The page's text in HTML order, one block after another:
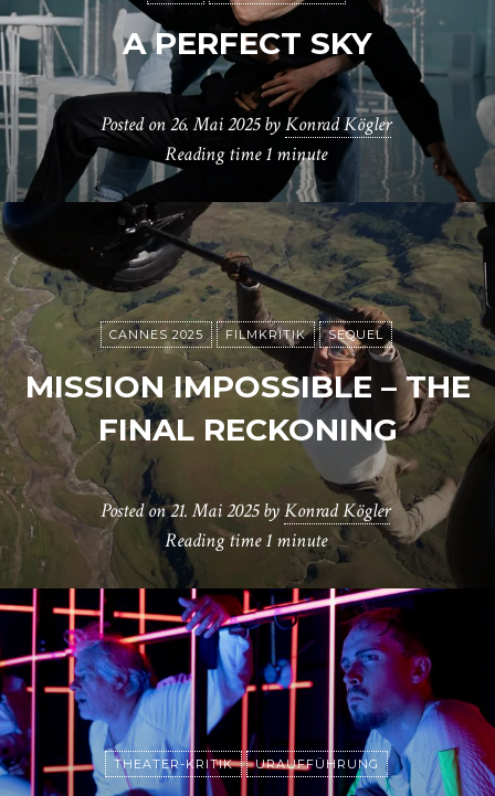
A PERFECT SKY
Posted on26. Mai 2025 byKonrad Kögler
Reading time1 minute
CANNES 2025 FILMKRITIK SEQUEL
MISSION IMPOSSIBLE – THE
FINAL RECKONING
Posted on21. Mai 2025 byKonrad Kögler
Reading time1 minute
THEATER-KRITIK URAUFFÜHRUNG